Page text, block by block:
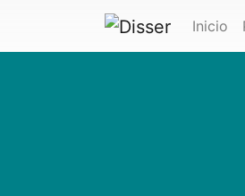
Inicio